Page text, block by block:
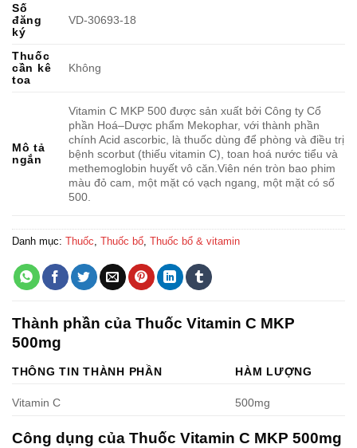
Số
đăng
ký
VD-30693-18
Thuốc
cần kê
toa
Không
Mô tả
ngắn
Vitamin C MKP 500 được sản xuất bởi Công ty Cổ
phần Hoá–Dược phẩm Mekophar, với thành phần
chính Acid ascorbic, là thuốc dùng để phòng và điều trị
bệnh scorbut (thiếu vitamin C), toan hoá nước tiểu và
methemoglobin huyết vô căn.Viên nén tròn bao phim
màu đỏ cam, một mặt có vạch ngang, một mặt có số
500.
Danh mục: Thuốc Thuốc bổ Thuốc bổ & vitamin
Thành phần của Thuốc Vitamin C MKP
500mg
THÔNG TIN THÀNH PHẦN HÀM LƯỢNG
Vitamin C 500mg
Công dụng của Thuốc Vitamin C MKP 500mg